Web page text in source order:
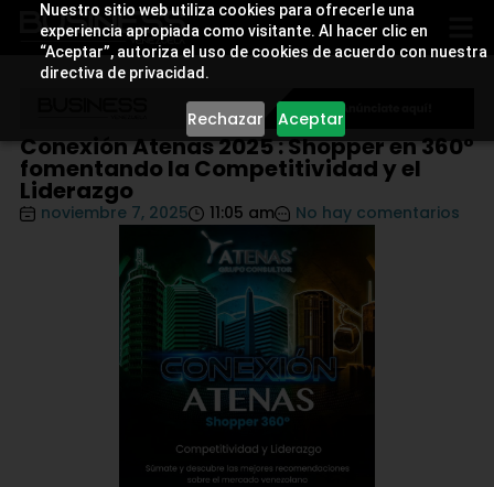
Nuestro sitio web utiliza cookies para ofrecerle una
experiencia apropiada como visitante. Al hacer clic en
“Aceptar”, autoriza el uso de cookies de acuerdo con nuestra
directiva de privacidad.
Rechazar Aceptar
Conexión Atenas 2025 : Shopper en 360°
fomentando la Competitividad y el
Liderazgo
noviembre 7, 2025 11:05 am No hay comentarios